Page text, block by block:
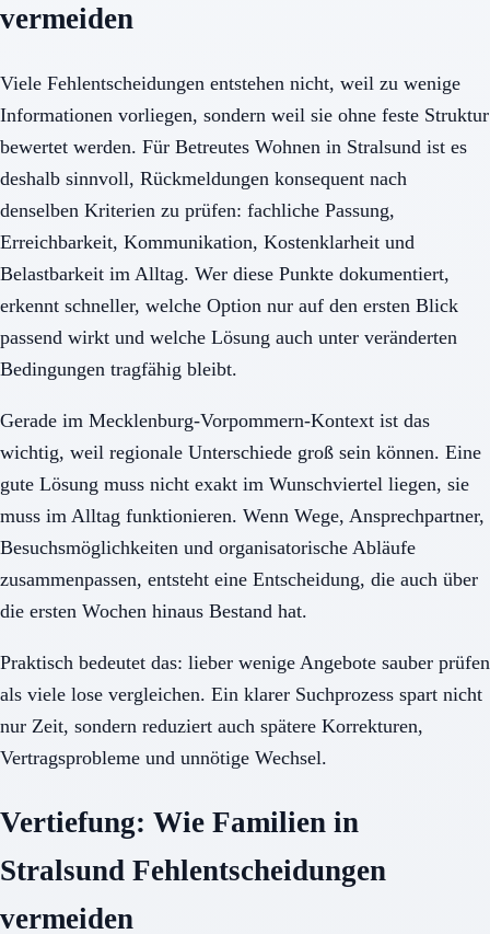
vermeiden
Viele Fehlentscheidungen entstehen nicht, weil zu wenige
Informationen vorliegen, sondern weil sie ohne feste Struktur
bewertet werden. Für Betreutes Wohnen in Stralsund ist es
deshalb sinnvoll, Rückmeldungen konsequent nach
denselben Kriterien zu prüfen: fachliche Passung,
Erreichbarkeit, Kommunikation, Kostenklarheit und
Belastbarkeit im Alltag. Wer diese Punkte dokumentiert,
erkennt schneller, welche Option nur auf den ersten Blick
passend wirkt und welche Lösung auch unter veränderten
Bedingungen tragfähig bleibt.
Gerade im Mecklenburg-Vorpommern-Kontext ist das
wichtig, weil regionale Unterschiede groß sein können. Eine
gute Lösung muss nicht exakt im Wunschviertel liegen, sie
muss im Alltag funktionieren. Wenn Wege, Ansprechpartner,
Besuchsmöglichkeiten und organisatorische Abläufe
zusammenpassen, entsteht eine Entscheidung, die auch über
die ersten Wochen hinaus Bestand hat.
Praktisch bedeutet das: lieber wenige Angebote sauber prüfen
als viele lose vergleichen. Ein klarer Suchprozess spart nicht
nur Zeit, sondern reduziert auch spätere Korrekturen,
Vertragsprobleme und unnötige Wechsel.
Vertiefung: Wie Familien in
Stralsund Fehlentscheidungen
vermeiden